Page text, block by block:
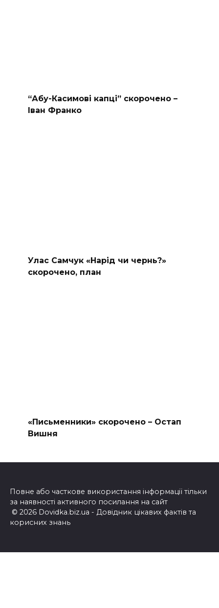
“Абу-Касимові капці” скорочено –
Іван Франко
Улас Самчук «Нарід чи чернь?»
скорочено, план
«Письменники» скорочено – Остап
Вишня
Повне або часткове використання інформації тільки
за наявності активного посилання на сайт
© 2026 Dovidka.biz.ua - Довідник цікавих фактів та
корисних знань